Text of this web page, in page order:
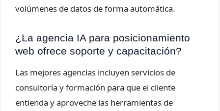
volúmenes de datos de forma automática.
¿La agencia IA para posicionamiento
web ofrece soporte y capacitación?
Las mejores agencias incluyen servicios de
consultoría y formación para que el cliente
entienda y aproveche las herramientas de